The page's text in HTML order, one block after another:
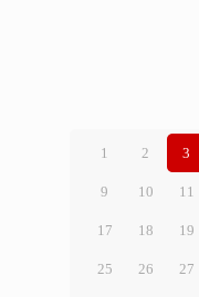
1 2 3
9 10 11
17 18 19
25 26 27